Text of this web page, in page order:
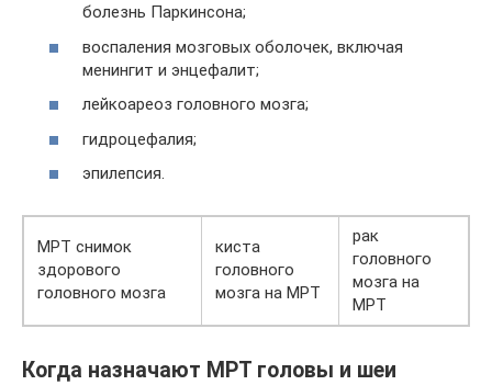
болезнь Паркинсона;
воспаления мозговых оболочек, включая
менингит и энцефалит;
лейкоареоз головного мозга;
гидроцефалия;
эпилепсия.
МРТ снимок
здорового
головного мозга
киста
головного
мозга на МРТ
рак
головного
мозга на
МРТ
Когда назначают МРТ головы и шеи